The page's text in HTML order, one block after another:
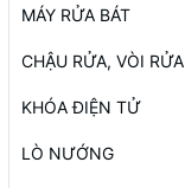
MÁY RỬA BÁT
CHẬU RỬA, VÒI RỬA
KHÓA ĐIỆN TỬ
LÒ NƯỚNG